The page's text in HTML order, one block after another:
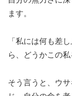
ます。
「私には何も差
ら、どうかこの
そう言うと、ウ